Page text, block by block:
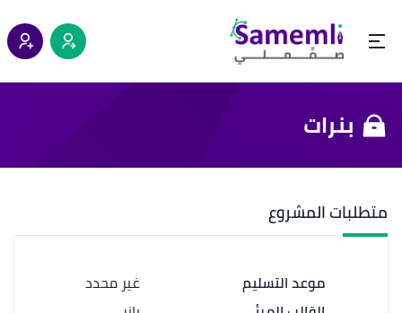
بنرات
متطلبات المشروع
موعد التسليم
غير محدد